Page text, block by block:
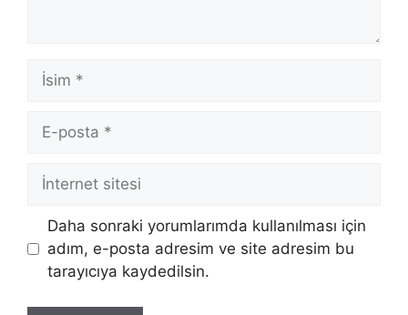
İsim
posta
İnternet
Daha sonraki yorumlarımda kullanılması için
adım, e-posta adresim ve site adresim bu
tarayıcıya kaydedilsin.